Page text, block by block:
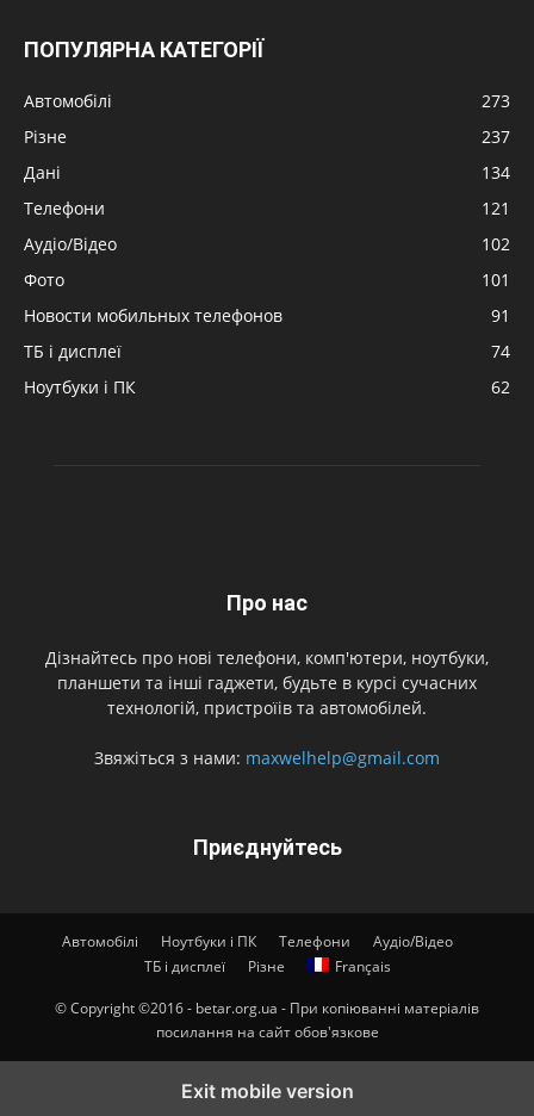
ПОПУЛЯРНА КАТЕГОРІЇ
Автомобілі
273
Різне
237
Дані
134
Телефони
121
Аудіо/Відео
102
Фото
101
Новости мобильных телефонов
91
ТБ і дисплеї
74
Ноутбуки і ПК
62
Про нас
Дізнайтесь про нові телефони, комп'ютери, ноутбуки,
планшети та інші гаджети, будьте в курсі сучасних
технологій, пристроїів та автомобілей.
Звяжіться з нами: maxwelhelp@gmail.com
Приєднуйтесь
Автомобілі Ноутбуки і ПК Телефони
Аудіо/Відео
ТБ і дисплеї
Різне Français
© Copyright ©2016 - betar.org.ua - При копіюванні матеріалів
посилання на сайт обов'язкове
Exit mobile version